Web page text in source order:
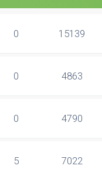
0 15139
0 4863
0 4790
5 7022